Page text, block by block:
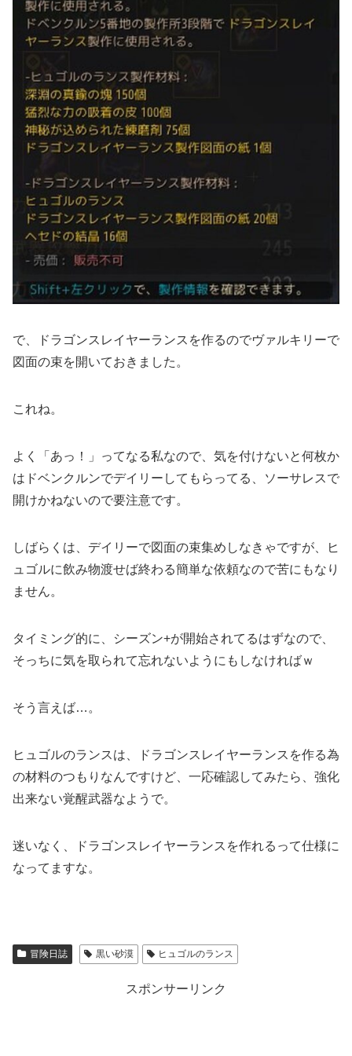
で、ドラゴンスレイヤーランスを作るのでヴァルキリーで
図面の束を開いておきました。
これね。
よく「あっ！」ってなる私なので、気を付けないと何枚か
はドベンクルンでデイリーしてもらってる、ソーサレスで
開けかねないので要注意です。
しばらくは、デイリーで図面の束集めしなきゃですが、ヒ
ュゴルに飲み物渡せば終わる簡単な依頼なので苦にもなり
ません。
タイミング的に、シーズン+が開始されてるはずなので、
そっちに気を取られて忘れないようにもしなければｗ
そう言えば…。
ヒュゴルのランスは、ドラゴンスレイヤーランスを作る為
の材料のつもりなんですけど、一応確認してみたら、強化
出来ない覚醒武器なようで。
迷いなく、ドラゴンスレイヤーランスを作れるって仕様に
なってますな。
冒険日誌 黒い砂漠 ヒュゴルのランス
スポンサーリンク